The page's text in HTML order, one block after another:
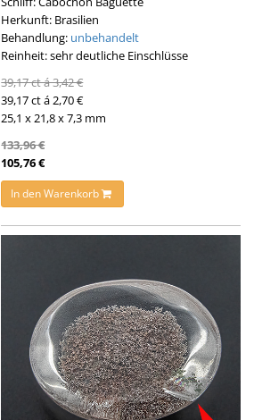
Herkunft: Brasilien
Behandlung: unbehandelt
Reinheit: sehr deutliche Einschlüsse
39,17 ct á 3,42 €
39,17 ct á 2,70 €
25,1 x 21,8 x 7,3 mm
133,96 €
105,76 €
In den Warenkorb